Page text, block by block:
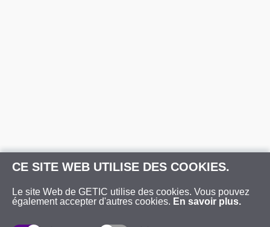
CE SITE WEB UTILISE DES COOKIES.
Le site Web de GETIC utilise des cookies. Vous pouvez
également accepter d'autres cookies. En savoir plus.